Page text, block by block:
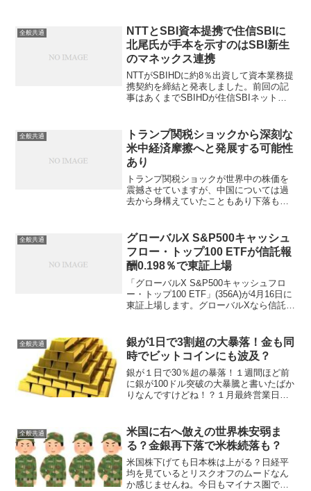
(tasukejp.com)を適用させて、移転後も
同...
全般共通
NTTとSBI資本提携で住信SBIに
北尾氏が手本を示すのはSBI新生
のマネックス連携
NTTがSBIHDに約8％出資して資本業務提
携契約を締結と発表しました。前回の記
事はあくまでSBIHDが住信SBIネット銀
ープ間で資本業務提携するなら話は変わ
って来ま...
全般共通
トランプ関税ショックから深刻な
米中経済摩擦へと発展する可能性
あり
トランプ関税ショックが世界中の株価を
震撼させていますが、中国については過
去から身構えていたこともあり下落も小
ハンセン指数はなんと13.2％も下落して
結局世界同時大株安に...
全般共通
グローバルX S&P500キャッシュ
フロー・トップ100 ETFが信託報
酬0.198％で東証上場
「グローバルX S&P500キャッシュフロ
ー・トップ100 ETF」(356A)が4月16日に
東証上場します。グローバルXなら信託報
と思います。対象指標は「S...
全般共通
銀が1日で3割超の大暴落！金も同
時でビットコインにも波及？
銀が１日で30％超の暴落！１週間ほど前
に銀が100ドル突破の大暴騰と書いたばか
りなんですけどね！？１月最終営業日の
このパーセンテージも変わって来るので
すが、30日の...
全般共通
米国に右へ倣えの世界株安弱ま
る？金銀再下落で米株続落も？
米国株下げても日本株は上がる？日経平
均を見ているとリスクオフのムードなん
か感じませんね。今日もマイナス圏で始